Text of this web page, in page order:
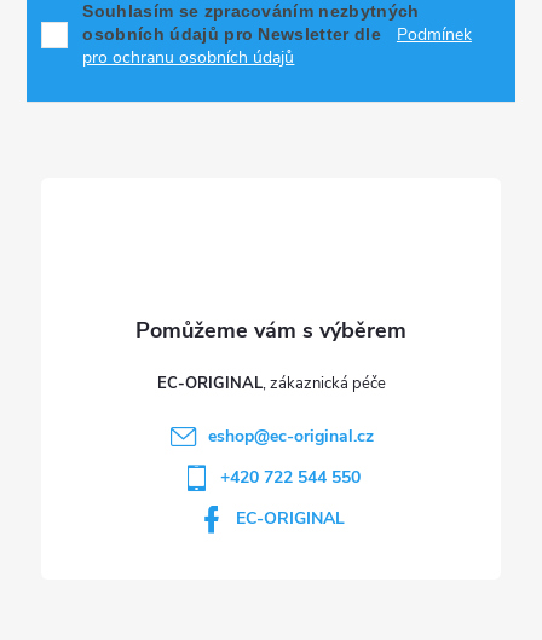
Souhlasím se zpracováním nezbytných
osobních údajů pro Newsletter dle
Podmínek
pro ochranu osobních údajů
EC-ORIGINAL
eshop@ec-original.cz
+420 722 544 550
EC-ORIGINAL